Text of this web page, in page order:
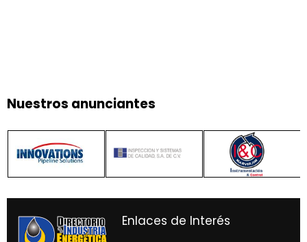
Nuestros anunciantes
Enlaces de Interés